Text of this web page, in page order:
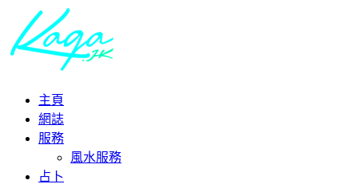
主頁
網誌
服務
風水服務
占卜